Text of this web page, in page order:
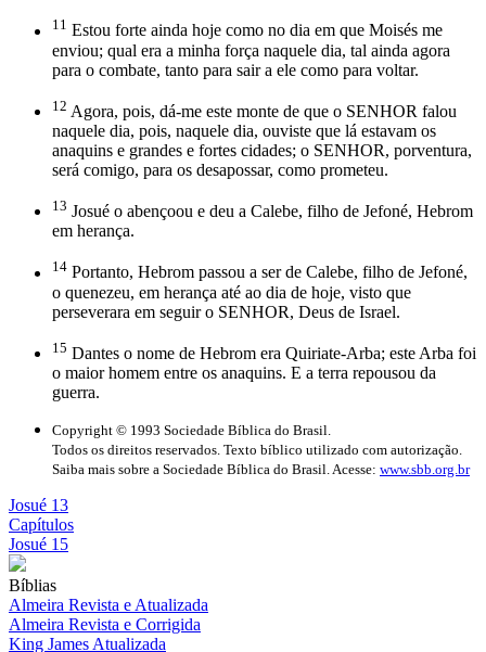
11 Estou forte ainda hoje como no dia em que Moisés me
enviou; qual era a minha força naquele dia, tal ainda agora
para o combate, tanto para sair a ele como para voltar.
12 Agora, pois, dá-me este monte de que o SENHOR falou
naquele dia, pois, naquele dia, ouviste que lá estavam os
anaquins e grandes e fortes cidades; o SENHOR, porventura,
será comigo, para os desapossar, como prometeu.
13 Josué o abençoou e deu a Calebe, filho de Jefoné, Hebrom
em herança.
14 Portanto, Hebrom passou a ser de Calebe, filho de Jefoné,
o quenezeu, em herança até ao dia de hoje, visto que
perseverara em seguir o SENHOR, Deus de Israel.
15 Dantes o nome de Hebrom era Quiriate-Arba; este Arba foi
o maior homem entre os anaquins. E a terra repousou da
guerra.
Copyright © 1993 Sociedade Bíblica do Brasil.
Todos os direitos reservados. Texto bíblico utilizado com autorização.
Saiba mais sobre a Sociedade Bíblica do Brasil. Acesse: www.sbb.org.br
Josué 13
Capítulos
Josué 15
Bíblias
Almeira Revista e Atualizada
Almeira Revista e Corrigida
King James Atualizada